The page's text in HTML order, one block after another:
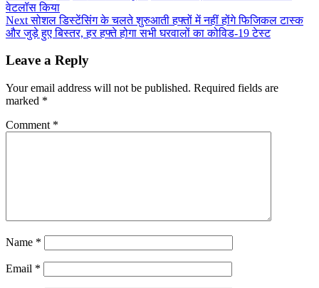
वेटलॉस किया
Nextसोशल डिस्टेंसिंग के चलते शुरुआती हफ्तों में नहीं होंगे फिजिकल टास्क
और जुड़े हुए बिस्तर, हर हफ्ते होगा सभी घरवालों का कोविड-19 टेस्ट
Leave a Reply
Your email address will not be published. Required fields are
marked *
Comment *
Name *
Email *